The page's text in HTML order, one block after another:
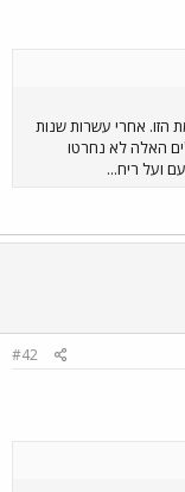
הזו. אחרי עשרות שנות
האלה לא נחרטו
ועל ריח...
#42